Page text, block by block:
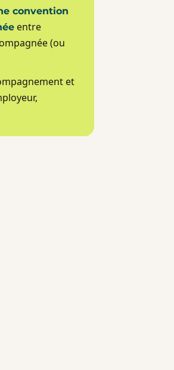
convention
entre
(ou
et